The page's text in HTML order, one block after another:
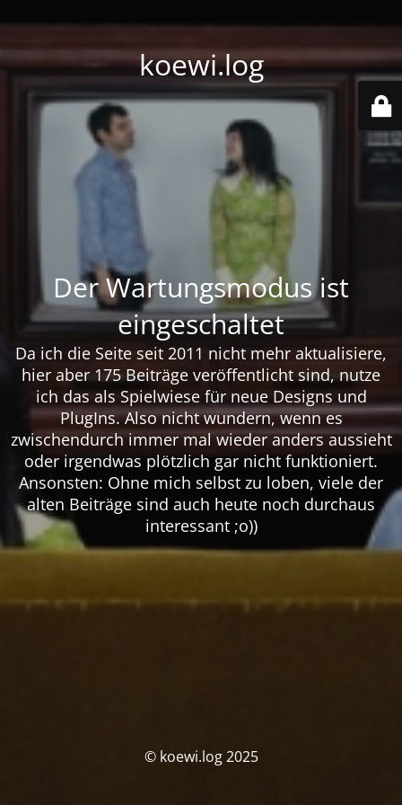
koewi.log
Der Wartungsmodus ist
eingeschaltet
Da ich die Seite seit 2011 nicht mehr aktualisiere,
hier aber 175 Beiträge veröffentlicht sind, nutze
ich das als Spielwiese für neue Designs und
PlugIns. Also nicht wundern, wenn es
zwischendurch immer mal wieder anders aussieht
oder irgendwas plötzlich gar nicht funktioniert.
Ansonsten: Ohne mich selbst zu loben, viele der
alten Beiträge sind auch heute noch durchaus
interessant ;o))
© koewi.log 2025